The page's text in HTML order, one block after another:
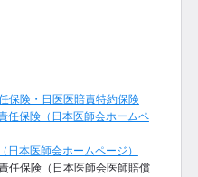
保険・日医医賠責特約保険
任保険（日本医師会ホームペ
日本医師会ホームページ）
任保険（日本医師会医師賠償